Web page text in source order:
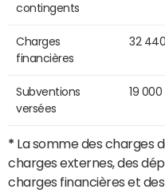
contingents
Charges
financières
32
Subventions
versées
19
* La somme des charges
charges externes, des
charges financières et